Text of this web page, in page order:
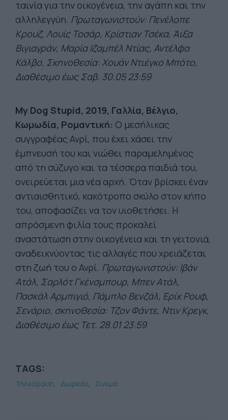
ταινία για την οικογένεια, την αγάπη και την
αλληλεγγύη. Πρωταγωνιστούν: Πενέλοπε
Κρουζ, Λουίς Τοσάρ, Κρίστιαν Τσέκα, Άιξα
Βιγιαγράν, Μαρία Ιζαμπέλ Ντίας, Αντέλφα
Κάλβο, Σκηνοθεσία: Χουάν Ντιέγκο Μπότο,
Διαθέσιμο έως Σαβ. 30.05 23:59
My Dog Stupid, 2019, Γαλλία, Βέλγιο,
Κωμωδία, Ρομαντική: Ο μεσήλικας
συγγραφέας Ανρί, που έχει χάσει την
έμπνευσή του και νιώθει παραμελημένος
από τη σύζυγο και τα τέσσερα παιδιά του,
ονειρεύεται μια νέα αρχή. Όταν βρίσκει έναν
αντιαισθητικό, κακότροπο σκύλο στον κήπο
του, αποφασίζει να τον υιοθετήσει. Η
απρόσμενη φιλία τους προκαλεί
αναστάτωση στην οικογένεια και τη γειτονιά,
αναδεικνύοντας τις αλλαγές που χρειάζεται
στη ζωή του ο Ανρί. Πρωταγωνιστούν: Ιβάν
Ατάλ, Σαρλότ Γκένσμπουρ, Μπεν Ατάλ,
Πασκάλ Αρμπιγιό, Πάμπλο Βενζάλ, Ερίκ Ρουφ,
Σενάριο, σκηνοθεσία: Τζον Φάντε, Ντιν Κρεγκ,
Διαθέσιμο έως Τετ. 28.01 23:59
TAGS:
Τηλεόραση Δωρεάν Σινεμά